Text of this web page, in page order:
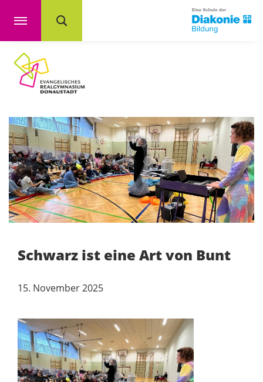
Schwarz ist eine Art von Bunt
15. November 2025